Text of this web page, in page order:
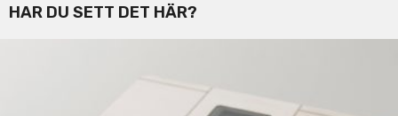
HAR DU SETT DET HÄR?